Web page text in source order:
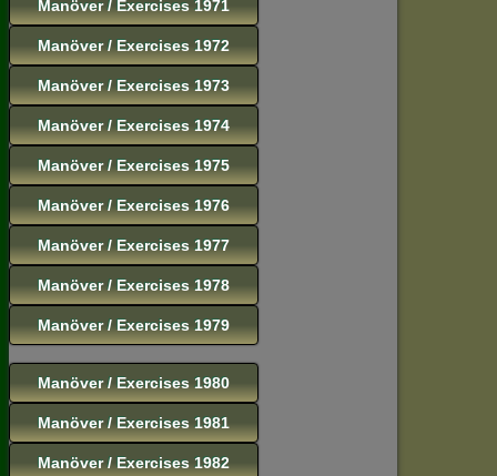
Manöver / Exercises 1971
Manöver / Exercises 1972
Manöver / Exercises 1973
Manöver / Exercises 1974
Manöver / Exercises 1975
Manöver / Exercises 1976
Manöver / Exercises 1977
Manöver / Exercises 1978
Manöver / Exercises 1979
Manöver / Exercises 1980
Manöver / Exercises 1981
Manöver / Exercises 1982